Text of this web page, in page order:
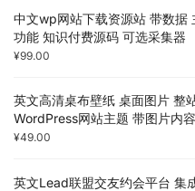
中文wp网站下载资源站 带数据
功能 知识付费源码 可选采集器
¥99.00
英文高清桌布壁纸 桌面图片 整
WordPress网站主题 带图片内
¥49.00
英文Lead联盟交友约会平台 集